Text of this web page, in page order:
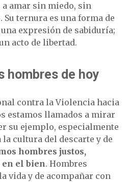
a amar sin miedo, sin
ternura es una forma de
expresión de sabiduría;
acto de libertad.
hombres de hoy
contra la Violencia hacia
estamos llamados a mirar
su ejemplo, especialmente
la cultura del descarte y de
hombres justos,
el bien. Hombres
vida y de acompañar con